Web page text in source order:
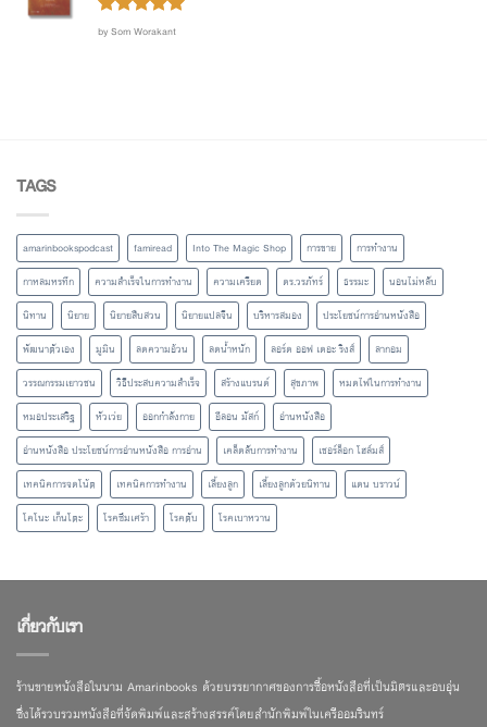
Rated5out
by Som Worakant
TAGS
amarinbookspodcast famiread Into The Magic Shop การขาย
การทำงาน
กาหลมหรทึก
ความสำเร็จในการทำงาน ความเครียด ดร.วรภัทร์ ธรรมะ
นอนไม่หลับ
นิทาน
นิยาย นิยายสืบสวน นิยายแปลจีน บริหารสมอง
ประโยชน์การอ่านหนังสือ
พัฒนาตัวเอง
มูมิน ลดความอ้วน ลดน้ำหนัก ลอร์ด ออฟ เดอะ ริงส์
ลากอม
วรรณกรรมเยาวชน
วิธีประสบความสำเร็จ สร้างแบรนด์ สุขภาพ
หมดไฟในการทำงาน
หมอประเสริฐ
หัวเว่ย ออกกำลังกาย อีลอน มัสก์
อ่านหนังสือ
อ่านหนังสือ ประโยชน์การอ่านหนังสือ การอ่าน
เคล็ดลับการทำงาน
เชอร์ล็อก โฮล์มส์
เทคนิคการจดโน้ต
เทคนิคการทำงาน เลี้ยงลูก เลี้ยงลูกด้วยนิทาน
แดน บราวน์
โคโนะ เก็นโตะ
โรคซึมเศร้า โรคตับ โรคเบาหวาน
เกี่ยวกับเรา
ร้านขายหนังสือในนาม Amarinbooks ด้วยบรรยากาศของการซื้อหนังสือที่เป็นมิตรและอบอุ่น
ซึ่งได้รวบรวมหนังสือที่จัดพิมพ์และสร้างสรรค์โดยสำนักพิมพ์ในเครืออมรินทร์